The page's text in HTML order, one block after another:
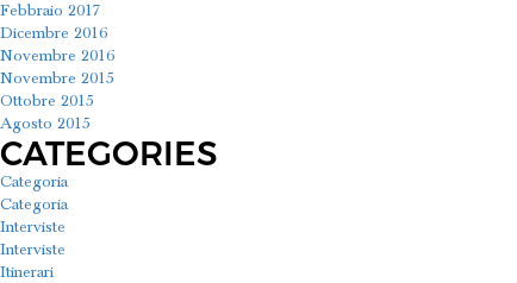
Febbraio 2017
Dicembre 2016
Novembre 2016
Novembre 2015
Ottobre 2015
Agosto 2015
CATEGORIES
Categoria
Categoria
Interviste
Interviste
Itinerari